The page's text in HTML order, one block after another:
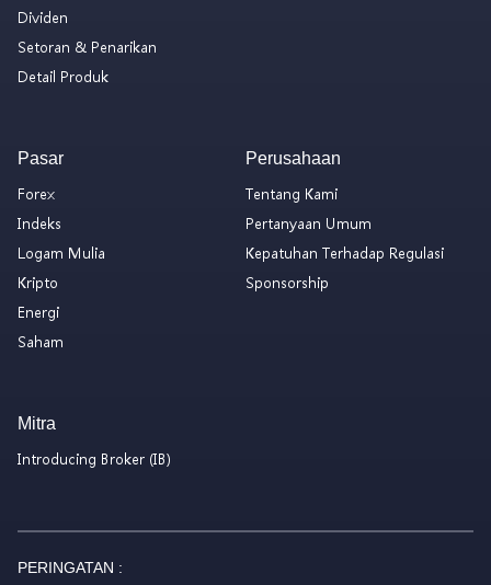
Dividen
Setoran & Penarikan
Detail Produk
Pasar
Forex
Indeks
Logam Mulia
Kripto
Energi
Saham
Perusahaan
Tentang Kami
Pertanyaan Umum
Kepatuhan Terhadap Regulasi
Sponsorship
Mitra
Introducing Broker (IB)
PERINGATAN :